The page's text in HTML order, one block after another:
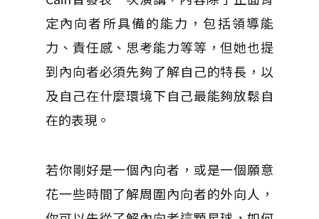
定內向者所具備的能力，包括領導能
力、責任感、思考能力等等，但她也提
到內向者必須先夠了解自己的特長，以
及自己在什麼環境下自己最能夠放鬆自
在的表現。
若你剛好是一個內向者，或是一個願意
花一些時間了解周圍內向者的外向人，